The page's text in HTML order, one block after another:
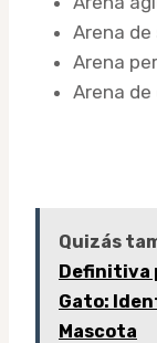
Arena de
Arena
Arena
Quizás
Definitiva
Gato:
Mascota